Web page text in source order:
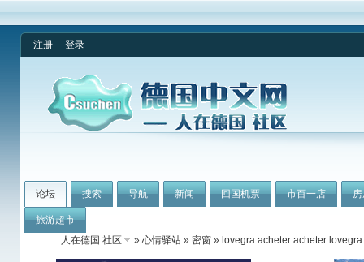
注册 登录
论坛 搜索 导航 新闻 回国机票 市百一店
旅游超市
人在德国 社区
» 心情驿站 » 密窗 » lovegra acheter acheter